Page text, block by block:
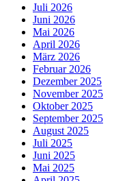
Juli 2026
Juni 2026
Mai 2026
April 2026
März 2026
Februar 2026
Dezember 2025
November 2025
Oktober 2025
September 2025
August 2025
Juli 2025
Juni 2025
Mai 2025